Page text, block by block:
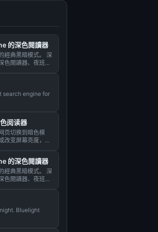
的深色閱讀器
經典黑暗模式。 深
色閱讀器、夜班模
search engine for
阅读器
页切换到暗色模
改变屏幕亮度，照
的深色閱讀器
經典黑暗模式。 深
色閱讀器、夜班模
Bluelight